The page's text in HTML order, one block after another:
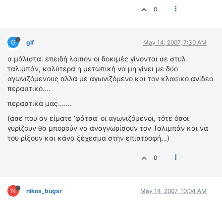
0
G glf May 14, 2007, 7:30 AM
α μάλιστα. επειδή λοιπόν οι δοκιμές γίνονται σε στυλ
ταλιμπάν, καλύτερα η μετωπική να μη γίνει με δύο
αγωνιζόμενους αλλά με αγωνιζόμενο και τον κλασικό ανίδεο
περαστικό....
περαστικά μας.......
(άσε που αν είματε 'φάτσα' οι αγωνιζόμενοι, τότε όσοι
γυρίζουν θα μπορούν να αναγνωρίσουν τον Ταλιμπάν και να
του ρίξουν και κάνα ξέχεσμα στην επιστροφή...)
0
N nikos_bugsr May 14, 2007, 10:04 AM